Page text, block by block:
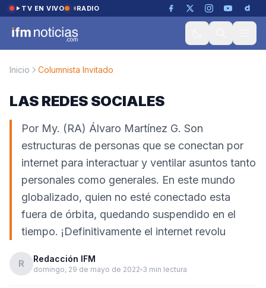
Saltar al contenido
TV EN VIVO RADIO
Inicio Columnista Invitado
LAS REDES SOCIALES
Por My. (RA) Álvaro Martínez G. Son
estructuras de personas que se conectan por
internet para interactuar y ventilar asuntos tanto
personales como generales. En este mundo
globalizado, quien no esté conectado esta
fuera de órbita, quedando suspendido en el
tiempo. ¡Definitivamente el internet revolu
R Redacción IFM
domingo, 29 de mayo de 2022 3 min lectura